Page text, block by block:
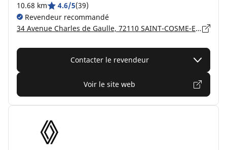
10.68 km 4.6/5(39)
Revendeur recommandé
34 Avenue Charles de Gaulle, 72110 SAINT-COSME-EN-VAIRAIS
Contacter le revendeur
Voir le site web